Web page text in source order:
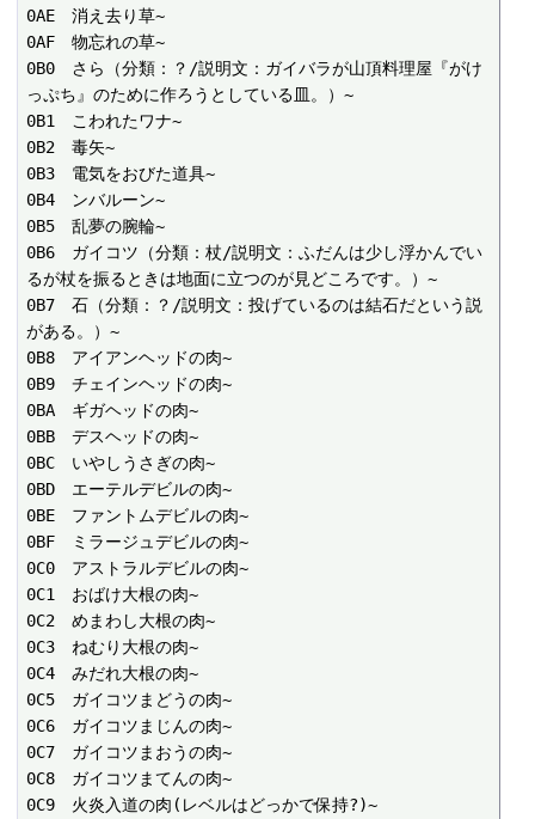
0AE　消え去り草~
0AF　物忘れの草~
0B0　さら（分類：？/説明文：ガイバラが山頂料理屋『がけ
っぷち』のために作ろうとしている皿。）~
0B1　こわれたワナ~
0B2　毒矢~
0B3　電気をおびた道具~
0B4　ンバルーン~
0B5　乱夢の腕輪~
0B6　ガイコツ（分類：杖/説明文：ふだんは少し浮かんでい
るが杖を振るときは地面に立つのが見どころです。）~
0B7　石（分類：？/説明文：投げているのは結石だという説
がある。）~
0B8　アイアンヘッドの肉~
0B9　チェインヘッドの肉~
0BA　ギガヘッドの肉~
0BB　デスヘッドの肉~
0BC　いやしうさぎの肉~
0BD　エーテルデビルの肉~
0BE　ファントムデビルの肉~
0BF　ミラージュデビルの肉~
0C0　アストラルデビルの肉~
0C1　おばけ大根の肉~
0C2　めまわし大根の肉~
0C3　ねむり大根の肉~
0C4　みだれ大根の肉~
0C5　ガイコツまどうの肉~
0C6　ガイコツまじんの肉~
0C7　ガイコツまおうの肉~
0C8　ガイコツまてんの肉~
0C9　火炎入道の肉(レベルはどっかで保持?)~